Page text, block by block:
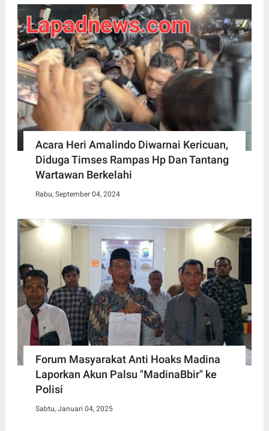
Acara Heri Amalindo Diwarnai Kericuan,
Diduga Timses Rampas Hp Dan Tantang
Wartawan Berkelahi
Rabu, September 04, 2024
Forum Masyarakat Anti Hoaks Madina
Laporkan Akun Palsu "MadinaBbir" ke
Polisi
Sabtu, Januari 04, 2025